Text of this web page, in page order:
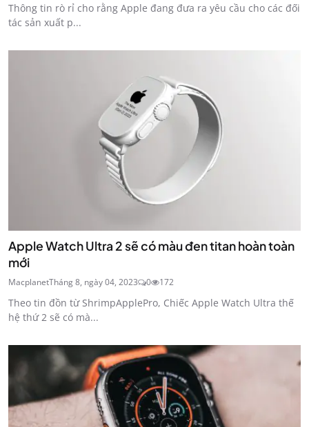
Thông tin rò rỉ cho rằng Apple đang đưa ra yêu cầu cho các đối
tác sản xuất p...
Apple Watch Ultra 2 sẽ có màu đen titan hoàn toàn
mới
MacplanetTháng 8, ngày 04, 2023 0 172
Theo tin đồn từ ShrimpApplePro, Chiếc Apple Watch Ultra thế
hệ thứ 2 sẽ có mà...